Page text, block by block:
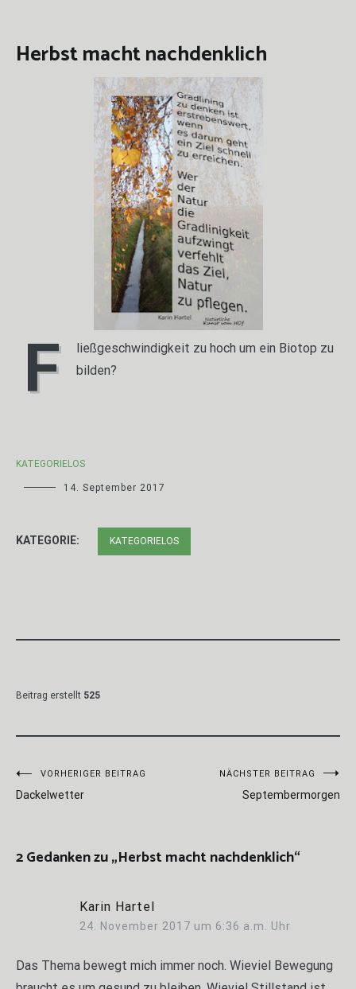
Herbst macht nachdenklich
F
ließgeschwindigkeit zu hoch um ein Biotop zu
bilden?
KATEGORIELOS
14. September 2017
KATEGORIE: KATEGORIELOS
Beitrag erstellt 525
Beitragsnavigation
VORHERIGER BEITRAG
Dackelwetter
NÄCHSTER BEITRAG
Septembermorgen
2 Gedanken zu „Herbst macht nachdenklich“
Karin Hartel
24. November 2017 um 6:36 a.m. Uhr
Das Thema bewegt mich immer noch. Wieviel Bewegung